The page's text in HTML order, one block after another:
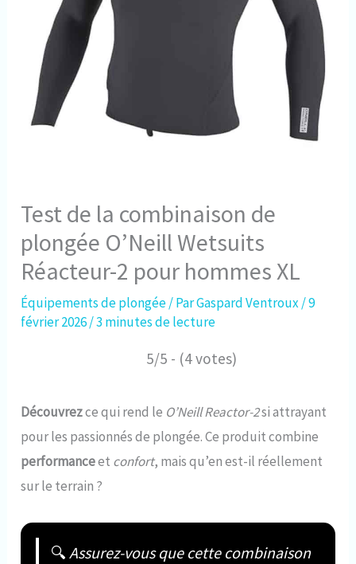
Test de la combinaison de
plongée O’Neill Wetsuits
Réacteur-2 pour hommes XL
Équipements de plongée/ ParGaspard Ventroux/9
février 2026/3 minutes de lecture
5/5 - (4 votes)
Découvrezce qui rend le O’Neill Reactor-2si attrayant
pour les passionnés de plongée. Ce produit combine
performanceet confort, mais qu’en est-il réellement
sur le terrain ?
🔍 Assurez-vous que cette combinaison